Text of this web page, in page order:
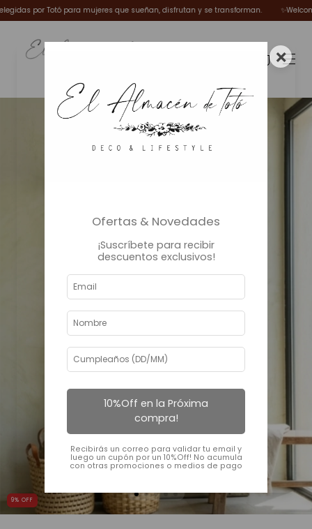
por Totó para mujeres que sueñan, disfrutan y se transforman. ✨Welcome
9% OFF
×
Ofertas & Novedades
¡Suscríbete para recibir
descuentos exclusivos!
10%Off en la Próxima
compra!
Recibirás un correo para validar tu email y
luego un cupón por un 10%Off! No acumula
con otras promociones o medios de pago